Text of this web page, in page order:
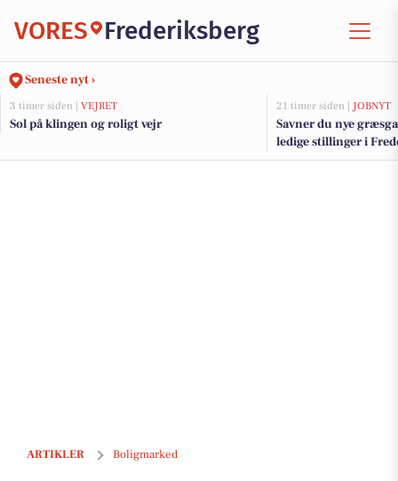
VORES Frederiksberg
Seneste nyt ›
3 timer siden | VEJRET
Sol på klingen og roligt vejr
21 timer siden | JOBNYT
Savner du nye
ledige stillinger i
ARTIKLER Boligmarked
Top 6 over dyreste boliger til salg i Frederiksberg. Priser op til